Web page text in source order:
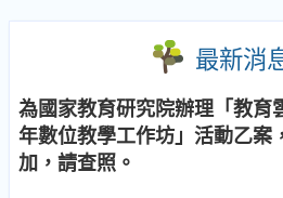
最新消
為國家教育研究院辦理「教育
年數位教學工作坊」活動乙案
加，請查照。